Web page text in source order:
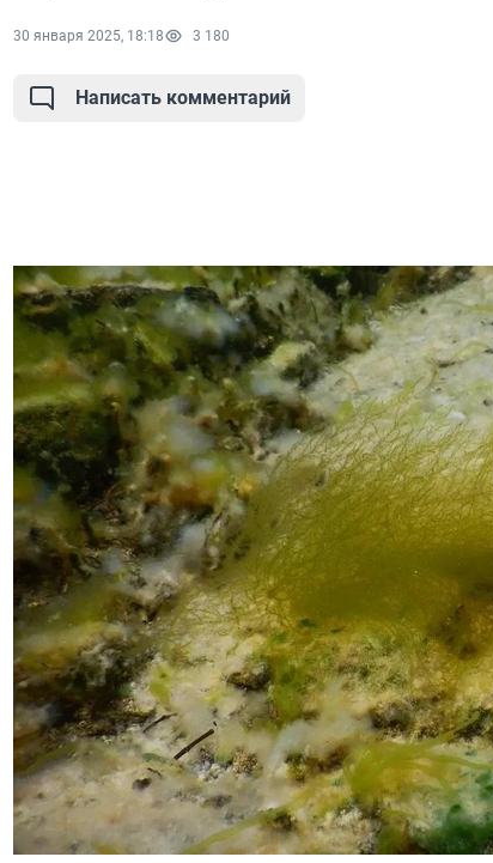
30 января 2025, 18:18 3 180
Написать комментарий